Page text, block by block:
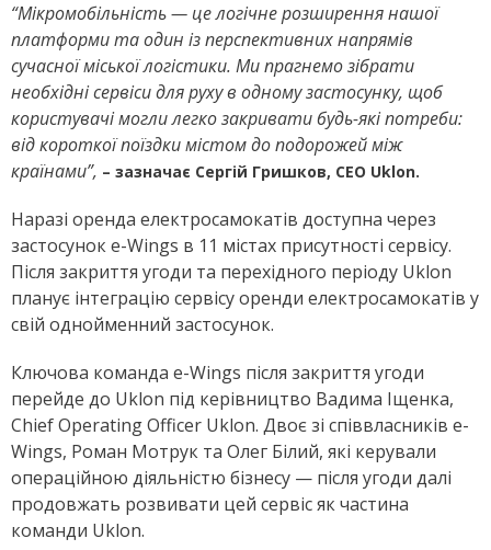
“Мікромобільність — це логічне розширення нашої
платформи та один із перспективних напрямів
сучасної міської логістики. Ми прагнемо зібрати
необхідні сервіси для руху в одному застосунку, щоб
користувачі могли легко закривати будь-які потреби:
від короткої поїздки містом до подорожей між
країнами”, – зазначає Сергій Гришков, СЕО Uklon.
Наразі оренда електросамокатів доступна через
застосунокe-Wings в 11 містах присутності сервісу.
Після закриття угоди та перехідного періоду Uklon
планує інтеграцію сервісу оренди електросамокатів у
свій однойменний застосунок.
Ключова команда e-Wings після закриття угоди
перейде до Uklon під керівництво Вадима Іщенка,
Chief Operating Officer Uklon. Двоє зі співвласників e-
Wings, Роман Мотрук та Олег Білий, які керували
операційною діяльністю бізнесу — після угоди далі
продовжать розвивати цей сервіс як частина
команди Uklon.